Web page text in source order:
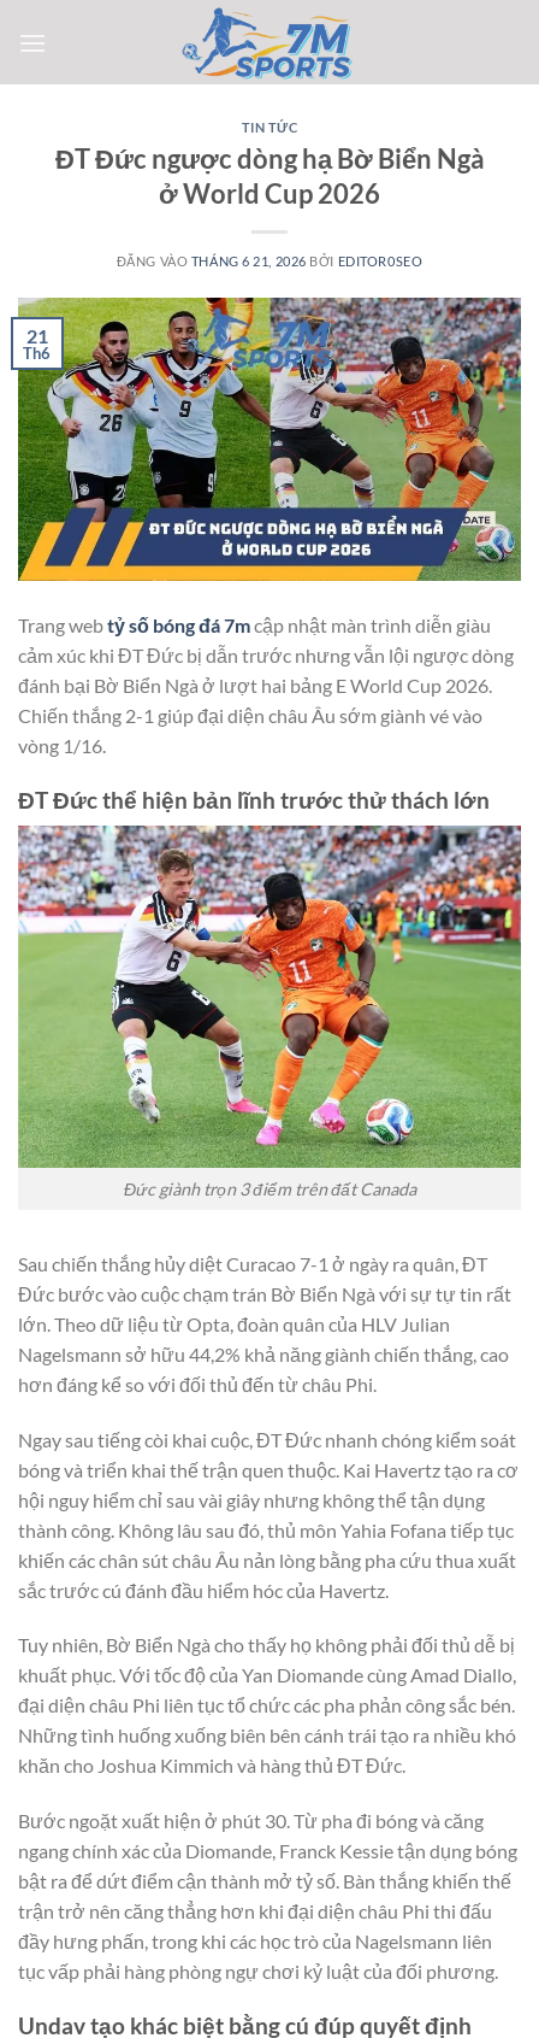
qua
TIN TỨC
ĐT Đức ngược dòng hạ Bờ Biển Ngà
ở World Cup 2026
ĐĂNG VÀO THÁNG 6 21, 2026 BỞI EDITOR0SEO
21
Th6
Trang webtỷ số bóng đá 7mcập nhật màn trình diễn giàu
cảm xúc khi ĐT Đức bị dẫn trước nhưng vẫn lội ngược dòng
đánh bại Bờ Biển Ngà ở lượt hai bảng E World Cup 2026.
Chiến thắng 2-1 giúp đại diện châu Âu sớm giành vé vào
vòng 1/16.
ĐT Đức thể hiện bản lĩnh trước thử thách lớn
Đức giành trọn 3 điểm trên đất Canada
Sau chiến thắng hủy diệt Curacao 7-1 ở ngày ra quân, ĐT
Đức bước vào cuộc chạm trán Bờ Biển Ngà với sự tự tin rất
lớn. Theo dữ liệu từ Opta, đoàn quân của HLV Julian
Nagelsmann sở hữu 44,2% khả năng giành chiến thắng, cao
hơn đáng kể so với đối thủ đến từ châu Phi.
Ngay sau tiếng còi khai cuộc, ĐT Đức nhanh chóng kiểm soát
bóng và triển khai thế trận quen thuộc. Kai Havertz tạo ra cơ
hội nguy hiểm chỉ sau vài giây nhưng không thể tận dụng
thành công. Không lâu sau đó, thủ môn Yahia Fofana tiếp tục
khiến các chân sút châu Âu nản lòng bằng pha cứu thua xuất
sắc trước cú đánh đầu hiểm hóc của Havertz.
Tuy nhiên, Bờ Biển Ngà cho thấy họ không phải đối thủ dễ bị
khuất phục. Với tốc độ của Yan Diomande cùng Amad Diallo,
đại diện châu Phi liên tục tổ chức các pha phản công sắc bén.
Những tình huống xuống biên bên cánh trái tạo ra nhiều khó
khăn cho Joshua Kimmich và hàng thủ ĐT Đức.
Bước ngoặt xuất hiện ở phút 30. Từ pha đi bóng và căng
ngang chính xác của Diomande, Franck Kessie tận dụng bóng
bật ra để dứt điểm cận thành mở tỷ số. Bàn thắng khiến thế
trận trở nên căng thẳng hơn khi đại diện châu Phi thi đấu
đầy hưng phấn, trong khi các học trò của Nagelsmann liên
tục vấp phải hàng phòng ngự chơi kỷ luật của đối phương.
Undav tạo khác biệt bằng cú đúp quyết định